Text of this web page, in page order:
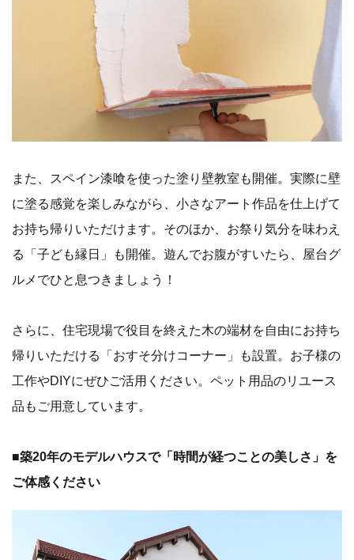
また、スペイン漆喰を使った塗り壁教室も開催。実際に壁
に塗る感覚を楽しみながら、小さなアート作品を仕上げて
お持ち帰りいただけます。そのほか、お祭り気分を味わえ
る「子ども縁日」も開催。遊んでお腹がすいたら、屋台グ
ルメでひと息つきましょう！
さらに、住宅現場で役目を終えた木の端材を自由にお持ち
帰りいただける「おすそ分けコーナー」も設置。お子様の
工作やDIYにぜひご活用ください。ペット用品のリユース
品もご用意しています。
■築20年のモデルハウスで「時間が経つことの美しさ」を
ご体感ください